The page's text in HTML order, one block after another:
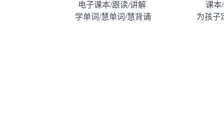
电子课本/跟读/讲解
学单词/慧单词/慧背诵
课本
为孩子